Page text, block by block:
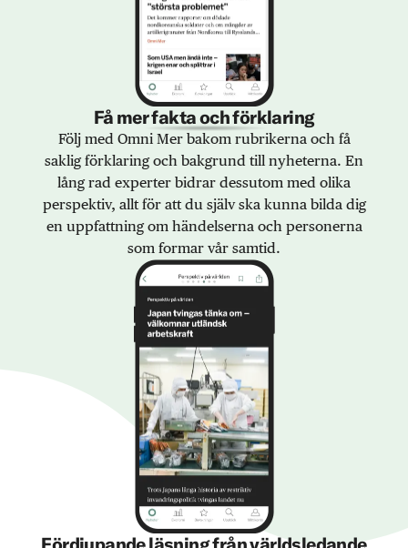
Få mer fakta och förklaring
Följ med Omni Mer bakom rubrikerna och få
saklig förklaring och bakgrund till nyheterna. En
lång rad experter bidrar dessutom med olika
perspektiv, allt för att du själv ska kunna bilda dig
en uppfattning om händelserna och personerna
som formar vår samtid.